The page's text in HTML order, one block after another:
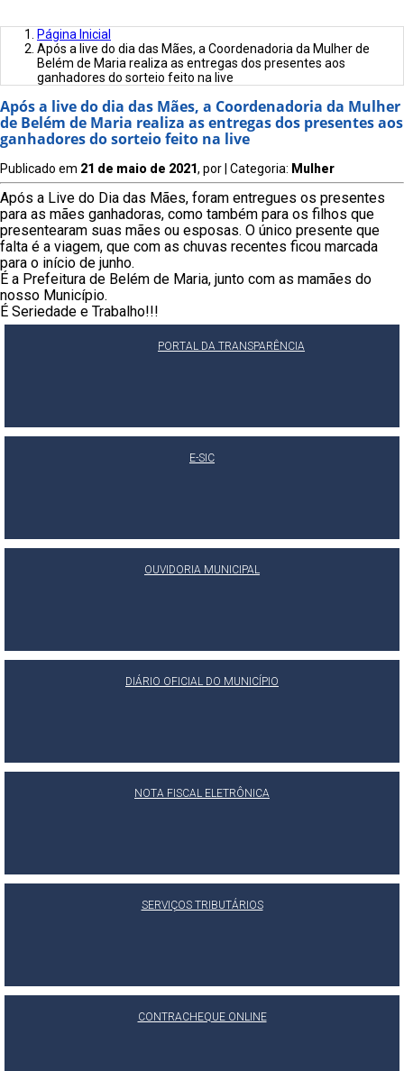
Página Inicial
Após a live do dia das Mães, a Coordenadoria da Mulher de
Belém de Maria realiza as entregas dos presentes aos
ganhadores do sorteio feito na live
Após a live do dia das Mães, a Coordenadoria da Mulher
de Belém de Maria realiza as entregas dos presentes aos
ganhadores do sorteio feito na live
Publicado em 21 de maio de 2021, por | Categoria: Mulher
Após a Live do Dia das Mães, foram entregues os presentes
para as mães ganhadoras, como também para os filhos que
presentearam suas mães ou esposas. O único presente que
falta é a viagem, que com as chuvas recentes ficou marcada
para o início de junho.
É a Prefeitura de Belém de Maria, junto com as mamães do
nosso Município.
É Seriedade e Trabalho!!!
PORTAL DA TRANSPARÊNCIA
E-SIC
OUVIDORIA MUNICIPAL
DIÁRIO OFICIAL DO MUNICÍPIO
NOTA FISCAL ELETRÔNICA
SERVIÇOS TRIBUTÁRIOS
CONTRACHEQUE ONLINE